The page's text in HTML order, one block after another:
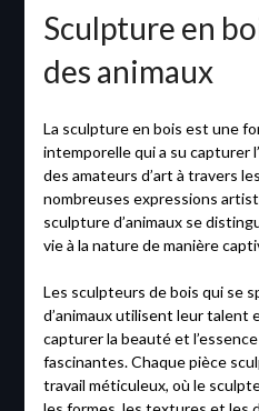
Sculpture en
des animaux
La sculpture en bois est une
intemporelle qui a su capturer
des amateurs d’art à travers
nombreuses expressions
sculpture d’animaux se
vie à la nature de manière
Les sculpteurs de bois qui se
d’animaux utilisent leur talent
capturer la beauté et
fascinantes. Chaque pièce
travail méticuleux, où le